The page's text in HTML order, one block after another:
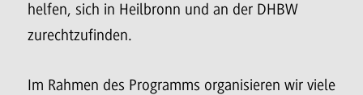
helfen, sich in Heilbronn und an der DHBW
zurechtzufinden.
Im Rahmen des Programms organisieren wir viele